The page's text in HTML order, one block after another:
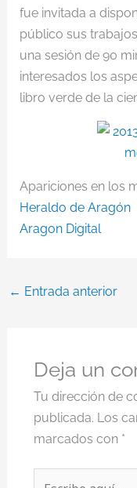
fue invitada a
público sus
una sesión de 90
interesados los
libro verde de la
Apariciones en los
Heraldo de Aragón
Aragon Digital
← Entrada anterior
Deja un
Tu dirección de
publicada. Los
marcados con *